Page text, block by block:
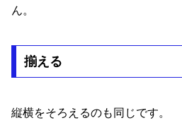
ん。
揃える
縦横をそろえるのも同じです。